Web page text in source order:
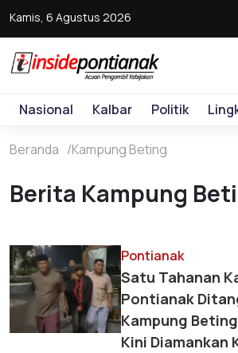
Kamis, 6 Agustus 2026
Nasional Kalbar Politik
Beranda Kampung Beting
Berita Kampung
Pontianak
Satu Tahanan
Pontianak
Kampung
Kini Diamankan